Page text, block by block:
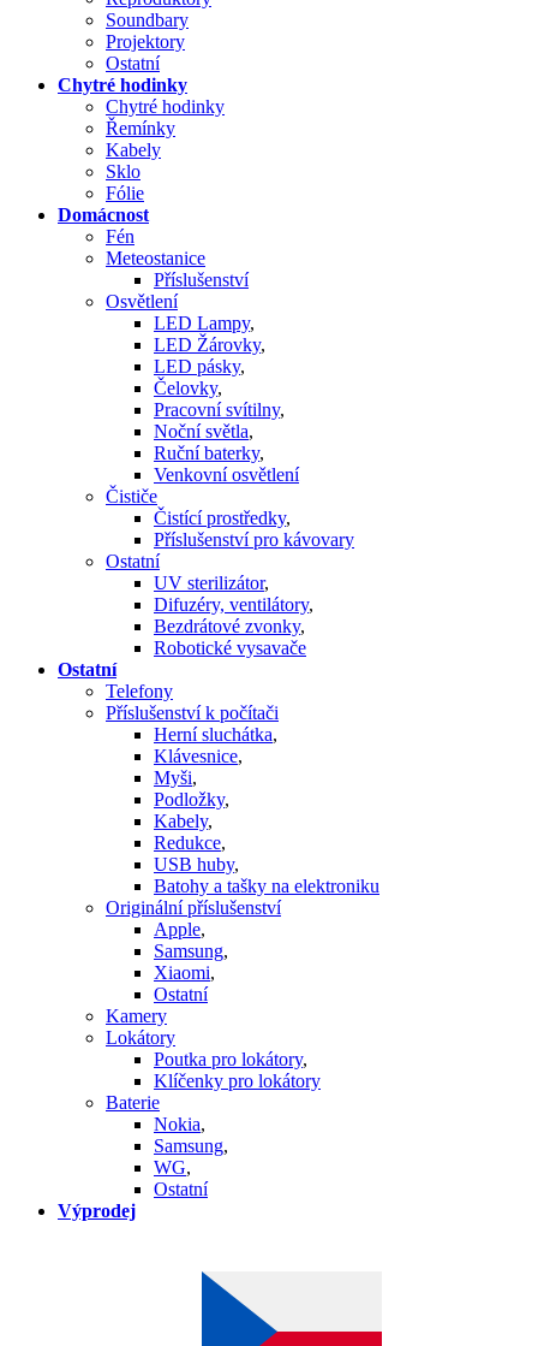
Soundbary
Projektory
Ostatní
Chytré hodinky
Chytré hodinky
Řemínky
Kabely
Sklo
Fólie
Domácnost
Fén
Meteostanice
Příslušenství
Osvětlení
LED Lampy,
LED Žárovky,
LED pásky,
Čelovky,
Pracovní svítilny,
Noční světla,
Ruční baterky,
Venkovní osvětlení
Čističe
Čistící prostředky,
Příslušenství pro kávovary
Ostatní
UV sterilizátor,
Difuzéry, ventilátory,
Bezdrátové zvonky,
Robotické vysavače
Ostatní
Telefony
Příslušenství k počítači
Herní sluchátka,
Klávesnice,
Myši,
Podložky,
Kabely,
Redukce,
USB huby,
Batohy a tašky na elektroniku
Originální příslušenství
Apple,
Samsung,
Xiaomi,
Ostatní
Kamery
Lokátory
Poutka pro lokátory,
Klíčenky pro lokátory
Baterie
Nokia,
Samsung,
WG,
Ostatní
Výprodej